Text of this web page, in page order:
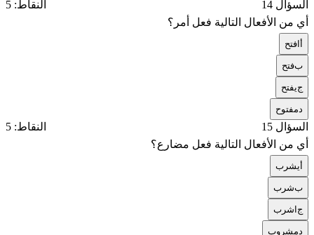
السؤال 14
النقاط: 5
أي من الأفعال التالية فعل أمر؟
افتح
بفتح
جيفتح
مفتوح
السؤال 15
النقاط: 5
أي من الأفعال التالية فعل مضارع؟
يشرب
بشرب
جاشرب
مشروب